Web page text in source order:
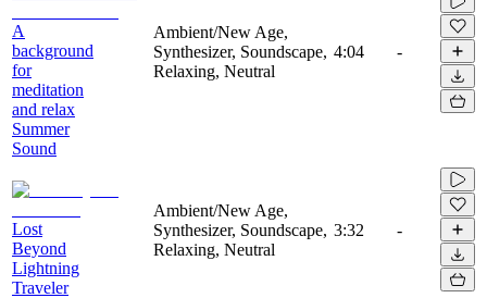
A
background
for
meditation
and relax
Summer
Sound
Ambient/New Age,
Synthesizer, Soundscape,
Relaxing, Neutral
4:04 -
Lost
Beyond
Lightning
Traveler
Ambient/New Age,
Synthesizer, Soundscape,
Relaxing, Neutral
3:32 -